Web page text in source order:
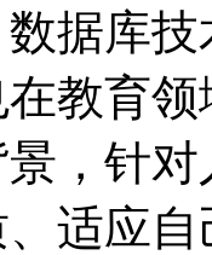
据库
教育
，针
适应